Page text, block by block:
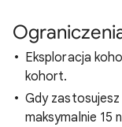
Eksploracja
kohort.
Gdy
maksymalnie 15